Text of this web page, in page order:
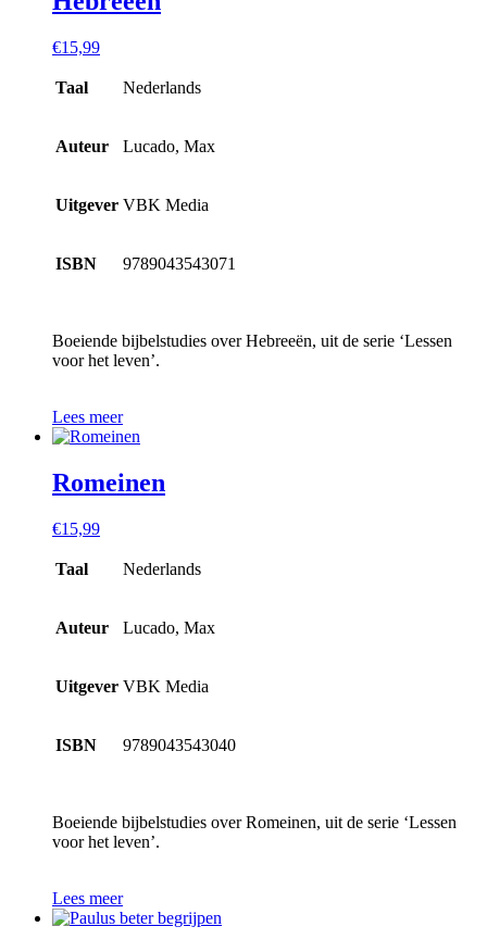
€15,99
Taal Nederlands
Auteur Lucado, Max
Uitgever VBK Media
ISBN 9789043543071
Boeiende bijbelstudies over Hebreeën, uit de serie ‘Lessen
voor het leven’.
Lees meer
Romeinen
€15,99
Taal Nederlands
Auteur Lucado, Max
Uitgever VBK Media
ISBN 9789043543040
Boeiende bijbelstudies over Romeinen, uit de serie ‘Lessen
voor het leven’.
Lees meer